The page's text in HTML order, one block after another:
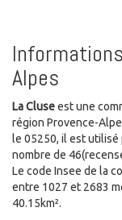
Alpes
La Cluseest une
région Provence-
le 05250, il est utilisé
nombre de
Le code Insee de la
entre 1027 et 2683
40.15km².